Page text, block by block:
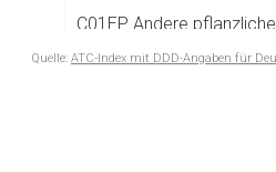
C01EP Andere
Quelle: ATC-Index mit DDD-Angaben für